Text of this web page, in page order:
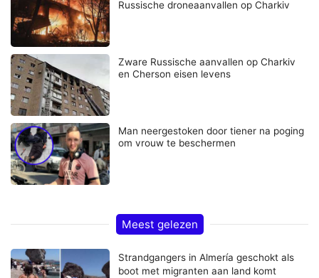
Russische droneaanvallen op Charkiv
Zware Russische aanvallen op Charkiv
en Cherson eisen levens
Man neergestoken door tiener na poging
om vrouw te beschermen
Meest gelezen
Strandgangers in Almería geschokt als
boot met migranten aan land komt